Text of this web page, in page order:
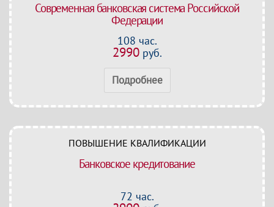
Современная банковская система Российской
Федерации
108 час.
2990руб.
Подробнее
ПОВЫШЕНИЕ КВАЛИФИКАЦИИ
Банковское кредитование
72 час.